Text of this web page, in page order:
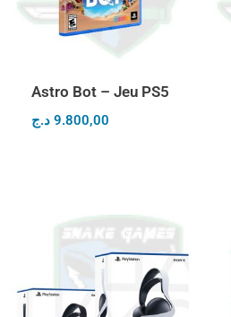
Astro Bot – Jeu PS5
9.800,00 د.ج